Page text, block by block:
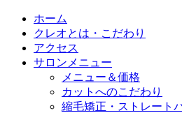
ホーム
クレオとは・こだわり
アクセス
サロンメニュー
メニュー＆価格
カットへのこだわり
縮毛矯正・ストレート